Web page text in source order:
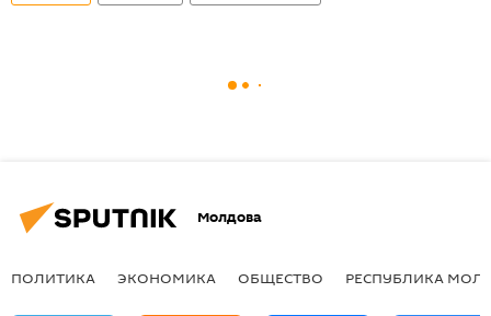
Молдова
ПОЛИТИКА ЭКОНОМИКА ОБЩЕСТВО РЕСПУБЛИКА